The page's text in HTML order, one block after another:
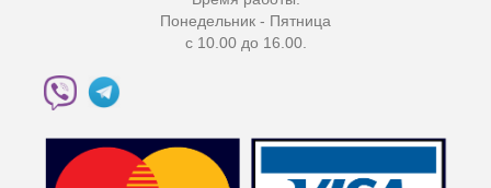
Понедельник - Пятница
с 10.00 до 16.00.